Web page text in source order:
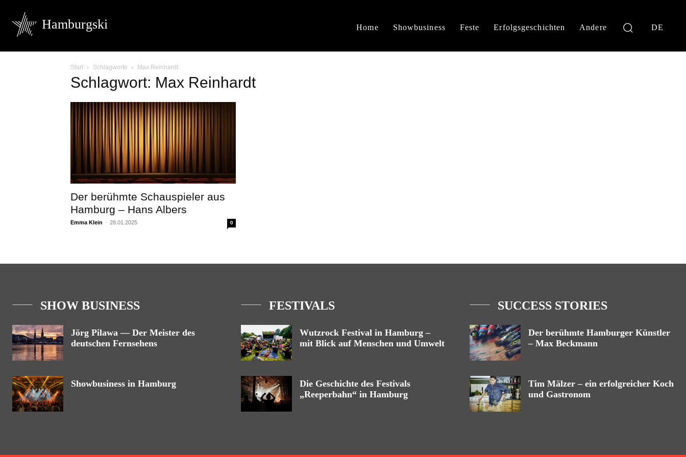
Hamburgski Home Showbusiness Feste Erfolgsgeschichten Andere DE
Start Schlagworte Max Reinhardt
Schlagwort: Max Reinhardt
Der berühmte Schauspieler aus
Hamburg – Hans Albers
Emma Klein - 28.01.2025 0
SHOW BUSINESS
Jörg Pilawa — Der Meister des
deutschen Fernsehens
Showbusiness in Hamburg
FESTIVALS
Wutzrock Festival in Hamburg –
mit Blick auf Menschen und Umwelt
Die Geschichte des Festivals
„Reeperbahn“ in Hamburg
SUCCESS STORIES
Der berühmte Hamburger Künstler
– Max Beckmann
Tim Mälzer – ein erfolgreicher Koch
und Gastronom